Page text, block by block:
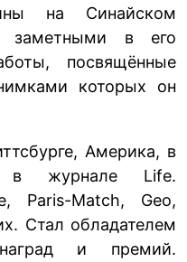
на Синайском
заметными в его
посвящённые
которых он
Америка, в
в журнале Life.
Paris-Match, Geo,
Стал обладателем
и премий.